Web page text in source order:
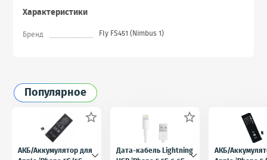
Характеристики
Бренд Fly FS451 (Nimbus 1)
Популярное

АКБ/Аккумулятор для

Дата-кабель Lightning
АКБ/